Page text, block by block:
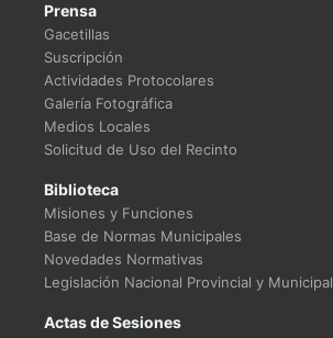
Prensa
Gacetillas
Suscripción
Actividades Protocolares
Galería Fotográfica
Medios Locales
Solicitud de Uso del Recinto
Biblioteca
Misiones y Funciones
Base de Normas Municipales
Novedades Normativas
Legislación Nacional Provincial y Municipal
Actas de Sesiones